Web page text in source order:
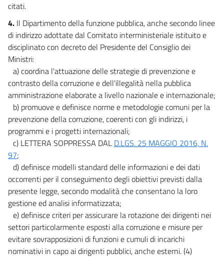
citati.
4. Il Dipartimento della funzione pubblica, anche secondo linee
di indirizzo adottate dal Comitato interministeriale istituito e
disciplinato con decreto del Presidente del Consiglio dei
Ministri:
a) coordina l'attuazione delle strategie di prevenzione e
contrasto della corruzione e dell'illegalità nella pubblica
amministrazione elaborate a livello nazionale e internazionale;
b) promuove e definisce norme e metodologie comuni per la
prevenzione della corruzione, coerenti con gli indirizzi, i
programmi e i progetti internazionali;
c) LETTERA SOPPRESSA DAL D.LGS. 25 MAGGIO 2016, N.
97;
d) definisce modelli standard delle informazioni e dei dati
occorrenti per il conseguimento degli obiettivi previsti dalla
presente legge, secondo modalità che consentano la loro
gestione ed analisi informatizzata;
e) definisce criteri per assicurare la rotazione dei dirigenti nei
settori particolarmente esposti alla corruzione e misure per
evitare sovrapposizioni di funzioni e cumuli di incarichi
nominativi in capo ai dirigenti pubblici, anche esterni. (4)